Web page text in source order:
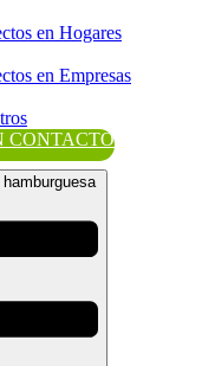
en Hogares
en Empresas
CONTACTO